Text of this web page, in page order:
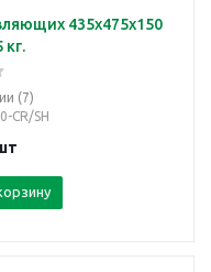
435х475х150
кг.
(7)
CR/SH